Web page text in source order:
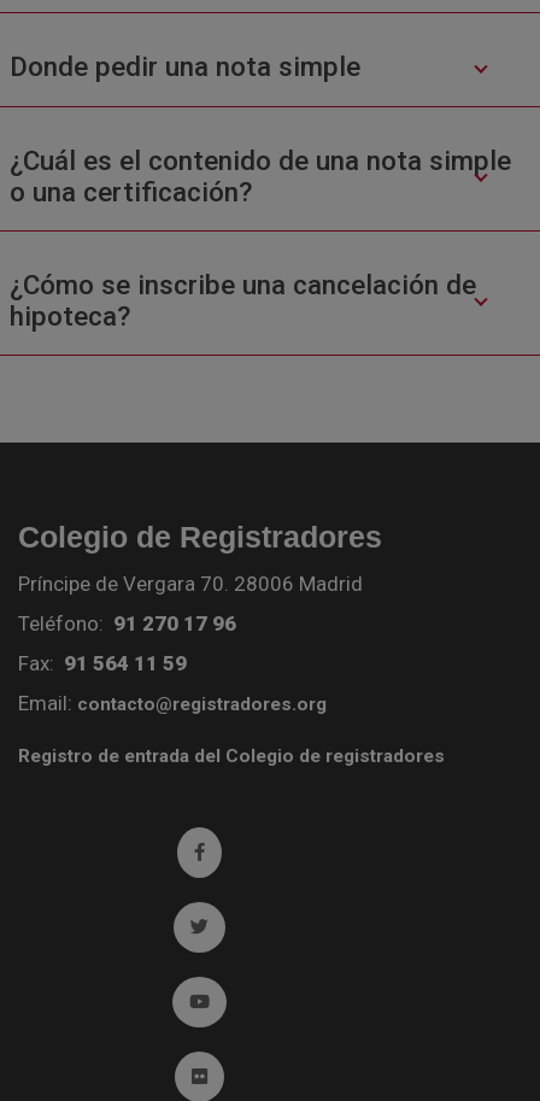
Donde pedir una nota simple
¿Cuál es el contenido de una nota simple
o una certificación?
¿Cómo se inscribe una cancelación de
hipoteca?
Colegio de Registradores
Príncipe de Vergara 70. 28006 Madrid
Teléfono: 91 270 17 96
Fax: 91 564 11 59
Email: contacto@registradores.org
Registro de entrada del Colegio de registradores
Ir a facebook (abre en ventana nueva)
Ir a twitter (abre en ventana nueva)
Ir a YouTube (abre en ventana nueva)
Ir a Flickr (abre en ventana nueva)